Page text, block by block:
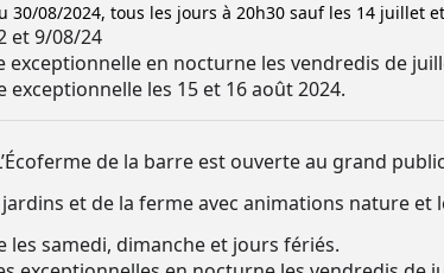
30/08/2024, tous les jours à 20h30 sauf les 14 juillet
et 9/08/24
exceptionnelle en nocturne les vendredis de
exceptionnelle les 15 et 16 août 2024.
de la barre est ouverte au grand
et de la ferme avec animations nature et
les samedi, dimanche et jours fériés.